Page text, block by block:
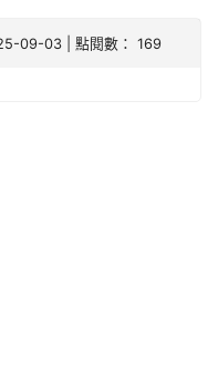
09-03 | 點閱數： 169